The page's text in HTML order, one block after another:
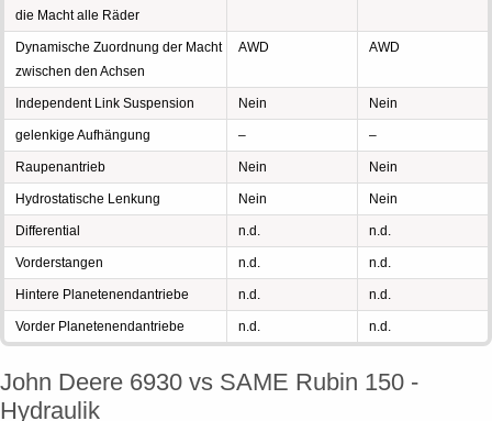
die Macht alle Räder
Dynamische Zuordnung der Macht
zwischen den Achsen
AWD AWD
Independent Link Suspension Nein Nein
gelenkige Aufhängung – –
Raupenantrieb Nein Nein
Hydrostatische Lenkung Nein Nein
Differential n.d. n.d.
Vorderstangen n.d. n.d.
Hintere Planetenendantriebe n.d. n.d.
Vorder Planetenendantriebe n.d. n.d.
John Deere 6930 vs SAME Rubin 150 -
Hydraulik